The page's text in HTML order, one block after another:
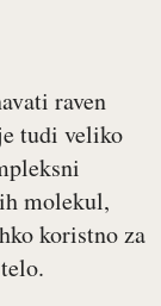
raven
tudi veliko
molekul,
koristno za